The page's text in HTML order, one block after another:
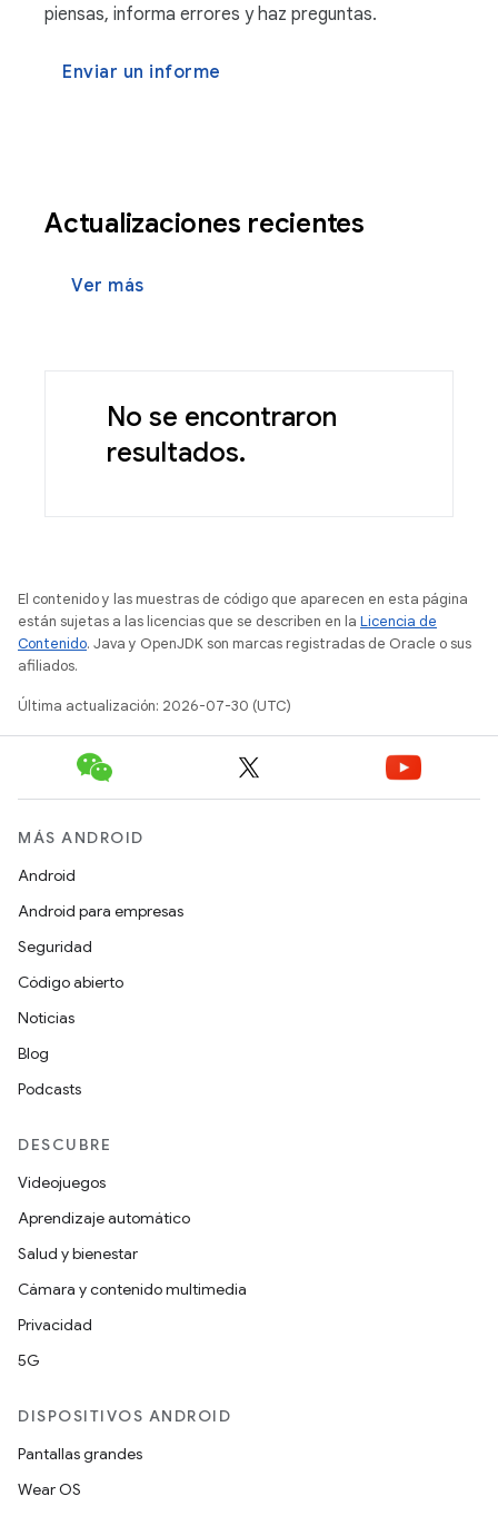
piensas, informa errores y haz preguntas.
Enviar un informe
Actualizaciones recientes
Ver más
No se encontraron
resultados.
El contenido y las muestras de código que aparecen en esta página
están sujetas a las licencias que se describen en la Licencia de
Contenido. Java y OpenJDK son marcas registradas de Oracle o sus
afiliados.
Última actualización: 2026-07-30 (UTC)
MÁS ANDROID
Android
Android para empresas
Seguridad
Código abierto
Noticias
Blog
Podcasts
DESCUBRE
Videojuegos
Aprendizaje automático
Salud y bienestar
Cámara y contenido multimedia
Privacidad
5G
DISPOSITIVOS ANDROID
Pantallas grandes
Wear OS